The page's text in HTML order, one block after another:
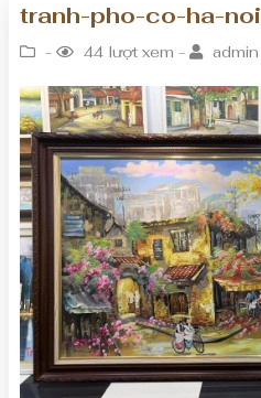
tranh-pho-co-ha-noi
- 44 lượt xem - admin